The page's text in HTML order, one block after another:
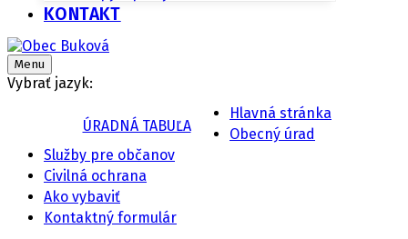
KONTAKT
Menu
Vybrať jazyk:
ÚRADNÁ TABUĽA
Hlavná stránka
Obecný úrad
Služby pre občanov
Civilná ochrana
Ako vybaviť
Kontaktný formulár